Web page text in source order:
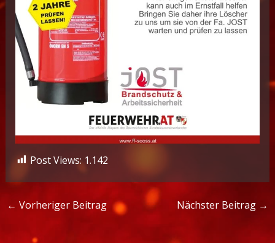
Post Views: 1.142
← Vorheriger Beitrag Nächster Beitrag →